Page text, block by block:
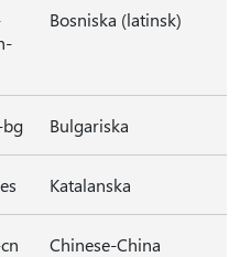
Bosniska (latinsk)
Bulgariska
Katalanska
Chinese-China